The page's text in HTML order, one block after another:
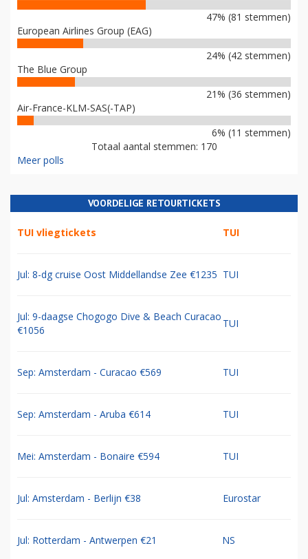
47% (81 stemmen)
European Airlines Group (EAG)
24% (42 stemmen)
The Blue Group
21% (36 stemmen)
Air-France-KLM-SAS(-TAP)
6% (11 stemmen)
Totaal aantal stemmen: 170
Meer polls
VOORDELIGE RETOURTICKETS
TUI vliegtickets TUI
Jul: 8-dg cruise Oost Middellandse Zee €1235 TUI
Jul: 9-daagse Chogogo Dive & Beach Curacao
€1056
TUI
Sep: Amsterdam - Curacao €569 TUI
Sep: Amsterdam - Aruba €614 TUI
Mei: Amsterdam - Bonaire €594 TUI
Jul: Amsterdam - Berlijn €38 Eurostar
Jul: Rotterdam - Antwerpen €21 NS